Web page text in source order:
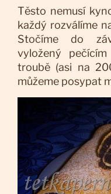
Těsto nemusí
každý rozválíme
Stočíme do
vyložený
troubě (asi na
můžeme posypat